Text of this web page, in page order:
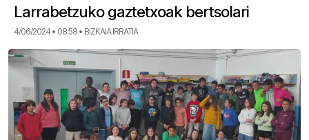
Larrabetzuko gaztetxoak bertsolari
4/06/2024 • 08:58 • BIZKAIA IRRATIA